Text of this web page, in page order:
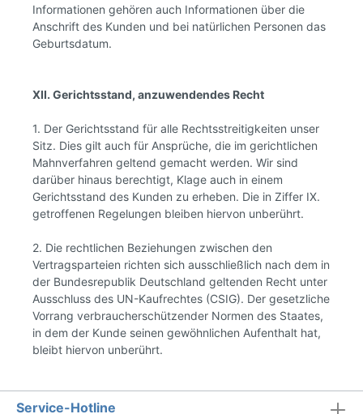
Informationen gehören auch Informationen über die
Anschrift des Kunden und bei natürlichen Personen das
Geburtsdatum.
XII. Gerichtsstand, anzuwendendes Recht
1. Der Gerichtsstand für alle Rechtsstreitigkeiten unser
Sitz. Dies gilt auch für Ansprüche, die im gerichtlichen
Mahnverfahren geltend gemacht werden. Wir sind
darüber hinaus berechtigt, Klage auch in einem
Gerichtsstand des Kunden zu erheben. Die in Ziffer IX.
getroffenen Regelungen bleiben hiervon unberührt.
2. Die rechtlichen Beziehungen zwischen den
Vertragsparteien richten sich ausschließlich nach dem in
der Bundesrepublik Deutschland geltenden Recht unter
Ausschluss des UN-Kaufrechtes (CSIG). Der gesetzliche
Vorrang verbraucherschützender Normen des Staates,
in dem der Kunde seinen gewöhnlichen Aufenthalt hat,
bleibt hiervon unberührt.
Service-Hotline